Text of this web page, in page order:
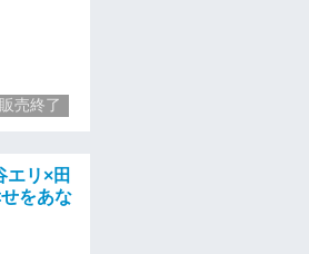
販売終了
リ×田
をあな